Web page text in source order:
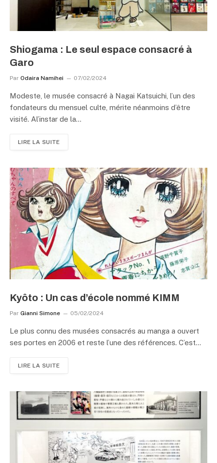
Shiogama : Le seul espace consacré à
Garo
Par Odaira Namihei 07/02/2024
Modeste, le musée consacré à Nagai Katsuichi, l’un des
fondateurs du mensuel culte, mérite néanmoins d’être
visité. Al’instar de la…
LIRE LA SUITE
Kyôto : Un cas d’école nommé KIMM
Par Gianni Simone 05/02/2024
Le plus connu des musées consacrés au manga a ouvert
ses portes en 2006 et reste l’une des références. C’est…
LIRE LA SUITE